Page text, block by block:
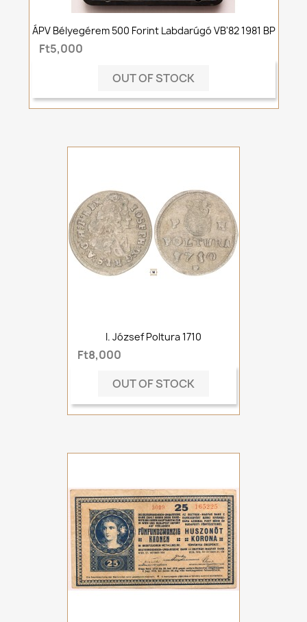
ÁPV Bélyegérem 500 Forint Labdarúgó VB'82 1981 BP
Ft5,000
OUT OF STOCK
I. József Poltura 1710
Ft8,000
OUT OF STOCK